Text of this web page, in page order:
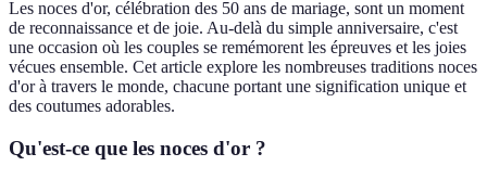
Les noces d'or, célébration des 50 ans de mariage, sont un moment
de reconnaissance et de joie. Au-delà du simple anniversaire, c'est
une occasion où les couples se remémorent les épreuves et les joies
vécues ensemble. Cet article explore les nombreuses traditions noces
d'or à travers le monde, chacune portant une signification unique et
des coutumes adorables.
Qu'est-ce que les noces d'or ?